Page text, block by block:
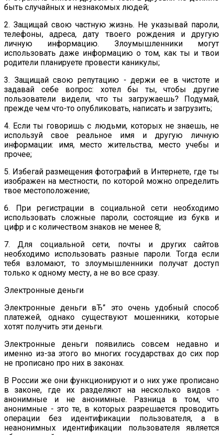
быть случайных и незнакомых людей;
2. Защищай свою частную жизнь. Не указывай пароли,
телефоны, адреса, дату твоего рождения и другую
личную информацию. Злоумышленники могут
использовать даже информацию о том, как ты и твои
родители планируете провести каникулы;
3. Защищай свою репутацию - держи ее в чистоте и
задавай себе вопрос: хотел бы ты, чтобы другие
пользователи видели, что ты загружаешь? Подумай,
прежде чем что-то опубликовать, написать и загрузить;
4. Если ты говоришь с людьми, которых не знаешь, не
используй свое реальное имя и другую личную
информации: имя, место жительства, место учебы и
прочее;
5. Избегай размещения фотографий в Интернете, где ты
изображен на местности, по которой можно определить
твое местоположение;
6. При регистрации в социальной сети необходимо
использовать сложные пароли, состоящие из букв и
цифр и с количеством знаков не менее 8;
7. Для социальной сети, почты и других сайтов
необходимо использовать разные пароли. Тогда если
тебя взломают, то злоумышленники получат доступ
только к одному месту, а не во все сразу.
Электронные деньги
Электронные деньги вЂ” это очень удобный способ
платежей, однако существуют мошенники, которые
хотят получить эти деньги.
Электронные деньги появились совсем недавно и
именно из-за этого во многих государствах до сих пор
не прописано про них в законах.
В России же они функционируют и о них уже прописано
в законе, где их разделяют на несколько видов -
анонимные и не анонимные. Разница в том, что
анонимные - это те, в которых разрешается проводить
операции без идентификации пользователя, а в
неанонимных идентификации пользователя является